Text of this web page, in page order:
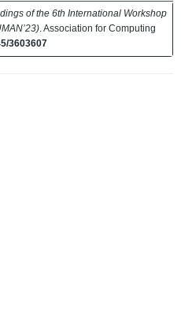
of the 6th International Workshop
. Association for Computing
3603607